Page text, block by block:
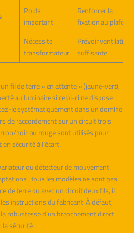
Poids
important
Renforcer la
fixation au plafond
Nécessite
transformateur
Prévoir ventilation
suffisante
fil de terre « en attente » (jaune-vert),
au luminaire si celui-ci ne dispose
le systématiquement dans un domino
de raccordement sur un circuit trois
noir ou rouge sont utilisés pour
sécurité à l’écart.
ou détecteur de mouvement
: tous les modèles ne sont pas
de terre ou avec un circuit deux fils, il
instructions du fabricant. À défaut,
robustesse d’un branchement direct
sécurité.